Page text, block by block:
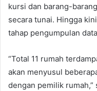
kursi dan barang-
secara tunai. Hingga
tahap pengumpulan
“Total 11 rumah
akan menyusul
dengan pemilik rumah,”